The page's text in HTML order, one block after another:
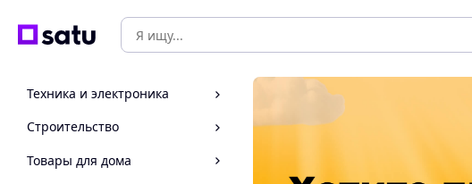
Техника и электроника
Строительство
Товары для дома